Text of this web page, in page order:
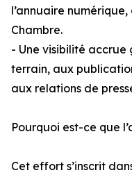
l’annuaire
Chambre.
- Une visibilité
terrain, aux
aux relations de
Pourquoi est-ce que
Cet effort s’inscrit